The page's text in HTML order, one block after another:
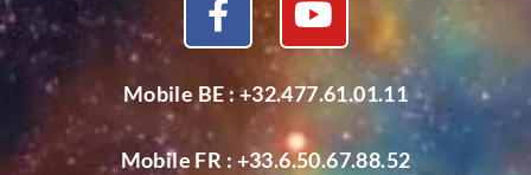
Mobile BE : +32.477.61.01.11
Mobile FR : +33.6.50.67.88.52